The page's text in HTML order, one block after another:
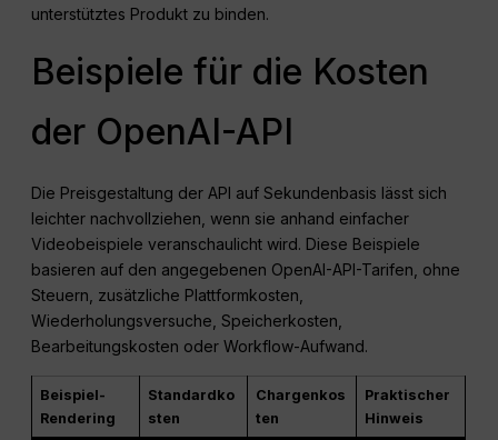
unterstütztes Produkt zu binden.
Beispiele für die Kosten
der OpenAI-API
Die Preisgestaltung der API auf Sekundenbasis lässt sich
leichter nachvollziehen, wenn sie anhand einfacher
Videobeispiele veranschaulicht wird. Diese Beispiele
basieren auf den angegebenen OpenAI-API-Tarifen, ohne
Steuern, zusätzliche Plattformkosten,
Wiederholungsversuche, Speicherkosten,
Bearbeitungskosten oder Workflow-Aufwand.
Beispiel-
Rendering
Standardko
sten
Chargenkos
ten
Praktischer
Hinweis